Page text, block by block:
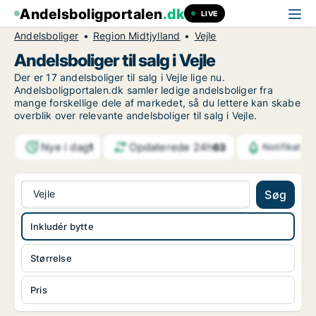
Andelsboligportalen.dk LIVE
Andelsboliger Region Midtjylland Vejle
Andelsboliger til salg i Vejle
Der er 17 andelsboliger til salg i Vejle lige nu.
Andelsboligportalen.dk samler ledige andelsboliger fra
mange forskellige dele af markedet, så du lettere kan skabe
overblik over relevante andelsboliger til salg i Vejle.
Nye i dag1 Opdaterede 24h63
Vejle Søg
Størrelse
Pris
Inkludér bytte